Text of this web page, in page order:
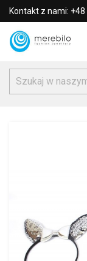
Kontakt z nami: